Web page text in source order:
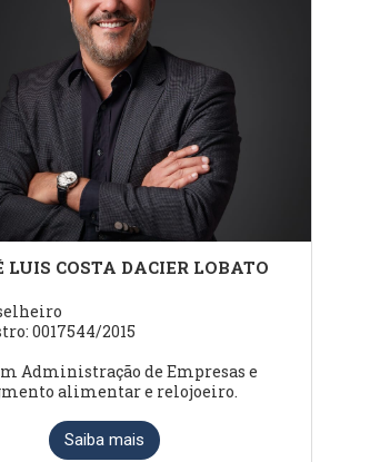
LUIS COSTA DACIER LOBATO
0017544/2015
Administração de Empresas e
alimentar e relojoeiro.
Saiba mais